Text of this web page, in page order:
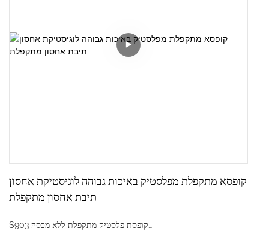
קופסא מתקפלת מפלסטיק באיכות גבוהה לוגיסטיקת אחסון
תיבת אחסון מתקפלת
S903 קופסת פלסטיק מתקפלת ללא מכסה